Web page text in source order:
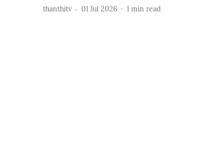
thanthitv 01 Jul 2026 1 min read